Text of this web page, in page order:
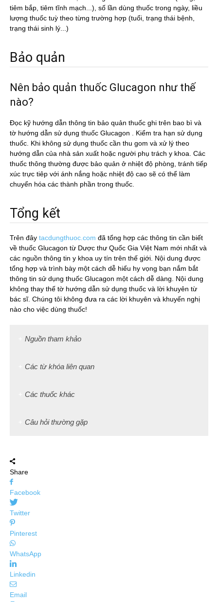
tiêm bắp, tiêm tĩnh mạch...), số lần dùng thuốc trong ngày, liều
lượng thuốc tuỳ theo từng trường hợp (tuổi, trạng thái bệnh,
trạng thái sinh lý...)
Bảo quản
Nên bảo quản thuốc Glucagon như thế
nào?
Đọc kỹ hướng dẫn thông tin bảo quản thuốc ghi trên bao bì và
tờ hướng dẫn sử dụng thuốc Glucagon . Kiểm tra hạn sử dụng
thuốc. Khi không sử dụng thuốc cần thu gom và xử lý theo
hướng dẫn của nhà sản xuất hoặc người phụ trách y khoa. Các
thuốc thông thường được bảo quản ở nhiệt độ phòng, tránh tiếp
xúc trực tiêp với ánh nắng hoặc nhiệt độ cao sẽ có thể làm
chuyển hóa các thành phần trong thuốc.
Tổng kết
Trên đây tacdungthuoc.com đã tổng hợp các thông tin cần biết
về thuốc Glucagon từ Dược thư Quốc Gia Việt Nam mới nhất và
các nguồn thông tin y khoa uy tín trên thế giới. Nội dung được
tổng hợp và trình bày một cách dễ hiểu hy vọng bạn nắm bắt
thông tin sử dụng thuốc Glucagon một cách dễ dàng. Nội dung
không thay thế tờ hướng dẫn sử dụng thuốc và lời khuyên từ
bác sĩ. Chúng tôi không đưa ra các lời khuyên và khuyến nghị
nào cho việc dùng thuốc!
Nguồn tham khảo
Các từ khóa liên quan
Các thuốc khác
Câu hỏi thường gặp
Share
Facebook
Twitter
Pinterest
WhatsApp
Linkedin
Email